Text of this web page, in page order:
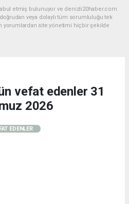
etmiş bulunuyor ve denizli20haber.com
veya dolaylı tüm sorumluluğu tek
yorumlardan site yönetimi hiçbir şekilde
vefat edenler 31
2026
EDENLER